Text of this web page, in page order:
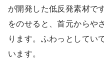
が開発した低反発素材で
をのせると、首元からや
ります。ふわっとしてい
います。